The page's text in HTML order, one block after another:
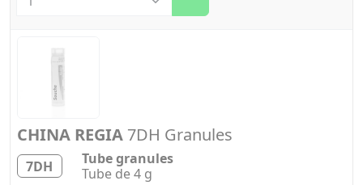
CHINA REGIA 7DH Granules
7DH
Tube granules
Tube de 4 g